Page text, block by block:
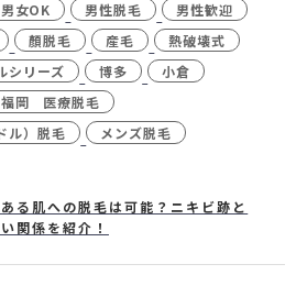
男女OK 男性脱毛
男性歓迎
顏脱毛 産毛
熱破壊式
シリーズ
博多
小倉
福岡 医療脱毛
ル）脱毛
メンズ脱毛
る肌への脱毛は可能？ニキビ跡と
関係を紹介！